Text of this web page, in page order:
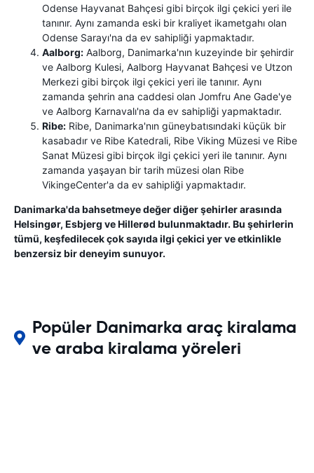
Odense Hayvanat Bahçesi gibi birçok ilgi çekici yeri ile
tanınır. Aynı zamanda eski bir kraliyet ikametgahı olan
Odense Sarayı'na da ev sahipliği yapmaktadır.
Aalborg: Aalborg, Danimarka'nın kuzeyinde bir şehirdir
ve Aalborg Kulesi, Aalborg Hayvanat Bahçesi ve Utzon
Merkezi gibi birçok ilgi çekici yeri ile tanınır. Aynı
zamanda şehrin ana caddesi olan Jomfru Ane Gade'ye
ve Aalborg Karnavalı'na da ev sahipliği yapmaktadır.
Ribe: Ribe, Danimarka'nın güneybatısındaki küçük bir
kasabadır ve Ribe Katedrali, Ribe Viking Müzesi ve Ribe
Sanat Müzesi gibi birçok ilgi çekici yeri ile tanınır. Aynı
zamanda yaşayan bir tarih müzesi olan Ribe
VikingeCenter'a da ev sahipliği yapmaktadır.
Danimarka'da bahsetmeye değer diğer şehirler arasında
Helsingør, Esbjerg ve Hillerød bulunmaktadır. Bu şehirlerin
tümü, keşfedilecek çok sayıda ilgi çekici yer ve etkinlikle
benzersiz bir deneyim sunuyor.
Popüler Danimarka araç kiralama
ve araba kiralama yöreleri